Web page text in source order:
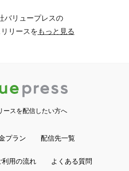
バリュープレスの
リースをもっと見る
ースを配信したい方へ
プラン 配信先一覧
利用の流れ よくある質問